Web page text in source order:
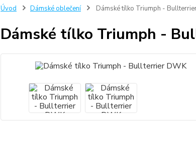
Úvod Dámské oblečení Dámské tílko Triumph -
Dámské tílko Triumph -